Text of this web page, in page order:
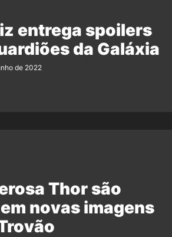
entrega spoilers
da Galáxia
de 2022
Thor são
novas imagens